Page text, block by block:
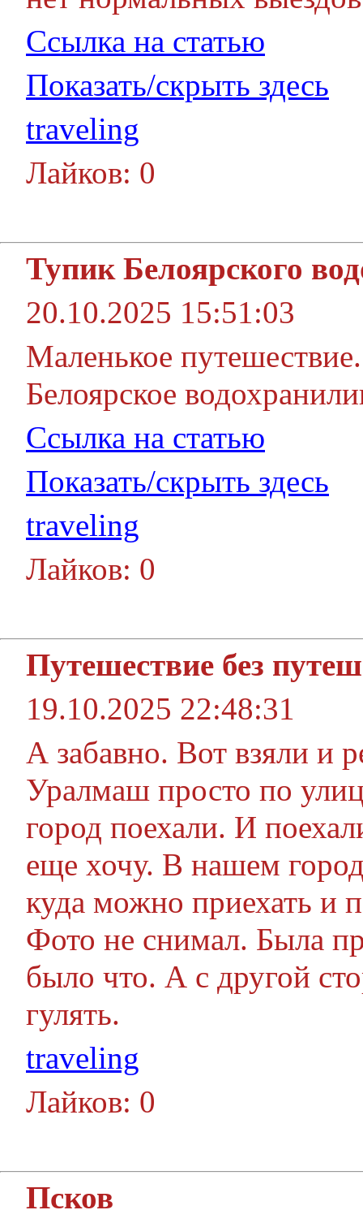
Ссылка на статью
Показать/скрыть здесь
traveling
Лайков: 0
Тупик Белоярского
20.10.2025 15:51:03
Маленькое
Белоярское
Ссылка на статью
Показать/скрыть здесь
traveling
Лайков: 0
Путешествие без
19.10.2025 22:48:31
А забавно. Вот взяли и
Уралмаш просто по
город поехали. И
еще хочу. В нашем
куда можно приехать и
Фото не снимал. Была
было что. А с другой
гулять.
traveling
Лайков: 0
Псков